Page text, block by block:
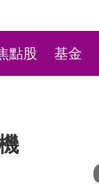
點股 基金